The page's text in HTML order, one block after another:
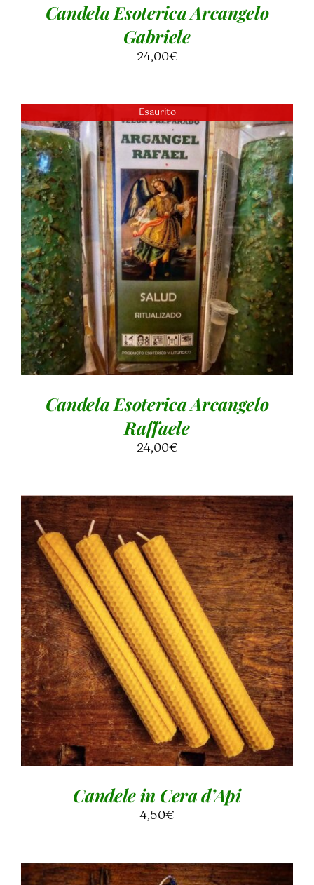
Candela Esoterica Arcangelo
Gabriele
24,00€
Esaurito
DETTAGLI
Candela Esoterica Arcangelo
Raffaele
24,00€
AGGIUNGI AL CARRELLO / DETTAGLI
Candele in Cera d’Api
4,50€